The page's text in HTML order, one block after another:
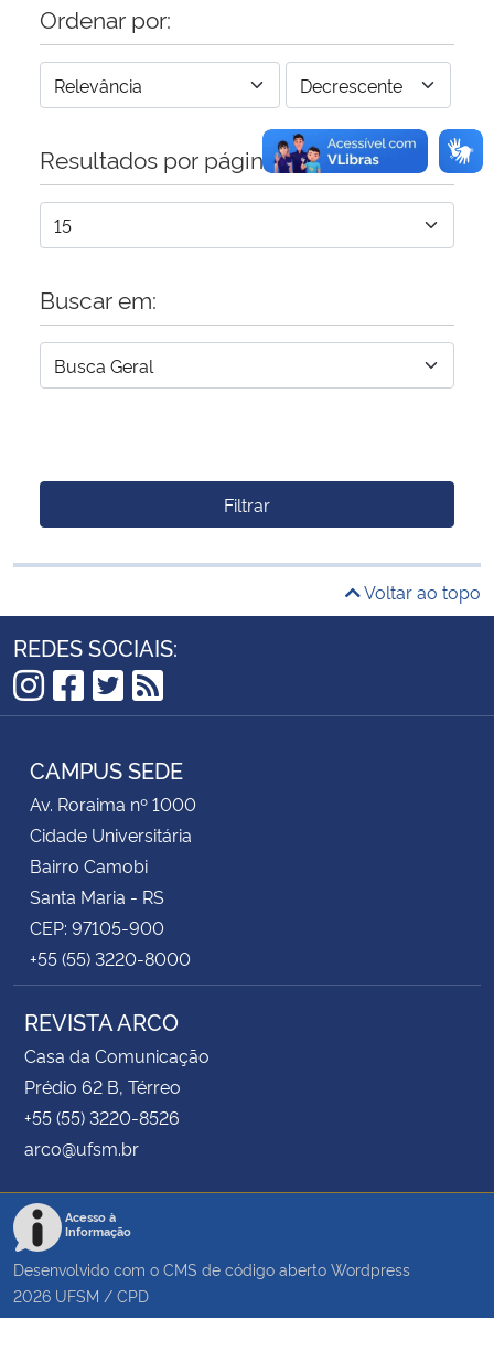
Gabinete de Segurança Institucional
Advocacia-Geral da União
Banco Central do Brasil
Planalto
Ordenar por:
Resultados por página:
Buscar em:
Filtrar
Voltar ao topo
REDES SOCIAIS:
Instagram
Facebook
Twitter
RSS
CAMPUS SEDE
Av. Roraima nº 1000
Cidade Universitária
Bairro Camobi
Santa Maria - RS
CEP: 97105-900
+55 (55) 3220-8000
REVISTA ARCO
Casa da Comunicação
Prédio 62 B, Térreo
+55 (55) 3220-8526
arco@ufsm.br
Acesso à
Informação
Desenvolvido com o CMS de código aberto Wordpress
2026 UFSM / CPD